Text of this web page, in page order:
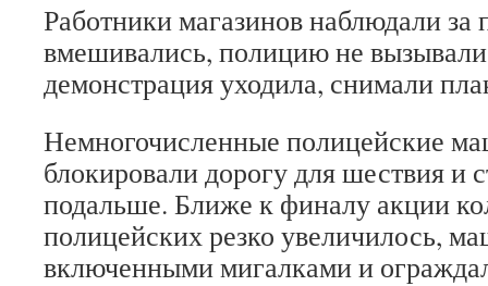
Работники магазинов наблюдали
вмешивались, полицию не вызывали
демонстрация уходила, снимали
Немногочисленные полицейские
блокировали дорогу для шествия и
подальше. Ближе к финалу акции
полицейских резко увеличилось,
включенными мигалками и